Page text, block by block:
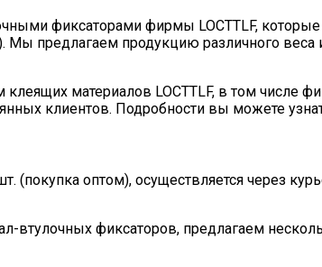
фиксаторами фирмы LOCTTLF,
Мы предлагаем продукцию различного
материалов LOCTTLF, в том числе
клиентов. Подробности вы можете
(покупка оптом), осуществляется через
втулочных фиксаторов, предлагаем